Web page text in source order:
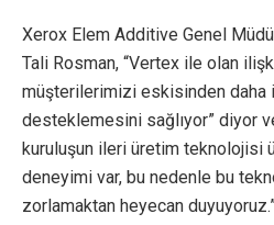
Xerox Elem Additive Genel
Tali Rosman, “Vertex ile olan
müşterilerimizi eskisinden
desteklemesini sağlıyor” diyor
kuruluşun ileri üretim teknolojisi
deneyimi var, bu nedenle bu
zorlamaktan heyecan